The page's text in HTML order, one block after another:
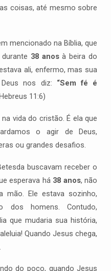
coisas, até mesmo sobre
mencionado na Bíblia, que
38 anosà beira do
ali, enfermo, mas sua
nos diz: “Sem fé é
11:6)
vida do cristão. É ela que
o agir de Deus,
ou grandes desafios.
buscavam receber o
esperava há 38 anos, não
mão. Ele estava sozinho,
dos homens. Contudo,
que mudaria sua história,
Quando Jesus chega,
do poço, quando Jesus